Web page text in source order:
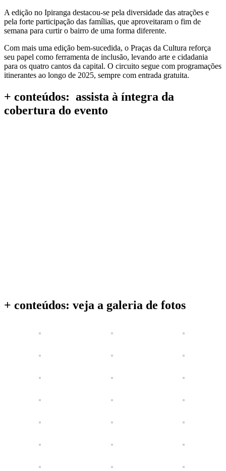
A edição no Ipiranga destacou-se pela diversidade das atrações e
pela forte participação das famílias, que aproveitaram o fim de
semana para curtir o bairro de uma forma diferente.
Com mais uma edição bem-sucedida, o Praças da Cultura reforça
seu papel como ferramenta de inclusão, levando arte e cidadania
para os quatro cantos da capital. O circuito segue com programações
itinerantes ao longo de 2025, sempre com entrada gratuita.
+ conteúdos: assista à íntegra da
cobertura do evento
+ conteúdos: veja a galeria de fotos